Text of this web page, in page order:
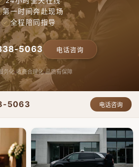
第一时间奔赴现场
✓ 全程陪同指导
5063 电话咨询
务化 收费合理化 品质有保障
5063 电话咨询